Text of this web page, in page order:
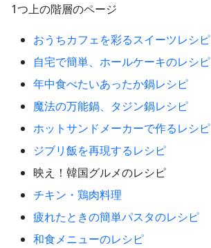
1つ上の階層のページ
おうちカフェを彩るスイーツレシピ
自宅で簡単、ホールケーキのレシピ
年中食べたいあったか鍋レシピ
魔法の万能鍋、タジン鍋レシピ
ホットサンドメーカーで作るレシピ
ジブリ飯を再現するレシピ
映え！韓国グルメのレシピ
チキン・鶏肉料理
疲れたときの簡単パスタのレシピ
和食メニューのレシピ